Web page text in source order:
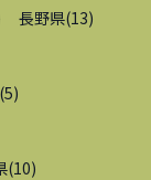
長野県(13)
(5)
(10)